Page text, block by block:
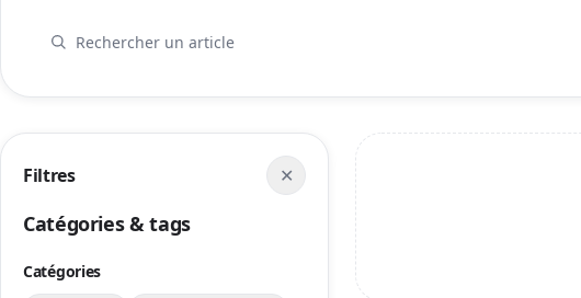
Filtres ✕
Catégories & tags
Catégories